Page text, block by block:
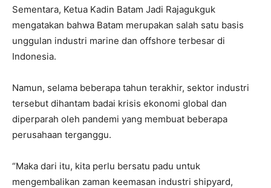
Sementara, Ketua Kadin Batam Jadi Rajagukguk
mengatakan bahwa Batam merupakan salah satu basis
unggulan industri marine dan offshore terbesar di
Indonesia.
Namun, selama beberapa tahun terakhir, sektor industri
tersebut dihantam badai krisis ekonomi global dan
diperparah oleh pandemi yang membuat beberapa
perusahaan terganggu.
“Maka dari itu, kita perlu bersatu padu untuk
mengembalikan zaman keemasan industri shipyard,